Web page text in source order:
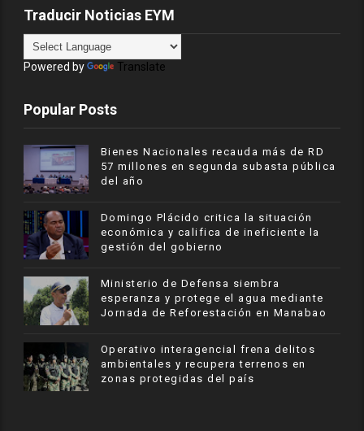
Traducir Noticias EYM
Powered by Translate
Popular Posts
Bienes Nacionales recauda más de RD
57 millones en segunda subasta pública
del año
​Domingo Plácido critica la situación
económica y califica de ineficiente la
gestión del gobierno
Ministerio de Defensa siembra
esperanza y protege el agua mediante
Jornada de Reforestación en Manabao
Operativo interagencial frena delitos
ambientales y recupera terrenos en
zonas protegidas del país